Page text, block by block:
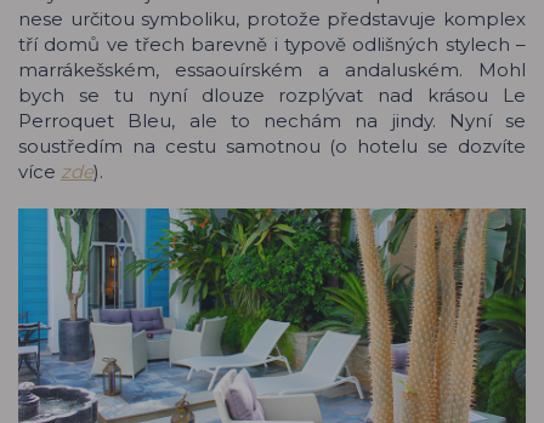
nese určitou symboliku, protože představuje komplex
tří domů ve třech barevně i typově odlišných stylech –
marrákešském, essaouírském a andaluském. Mohl
bych se tu nyní dlouze rozplývat nad krásou Le
Perroquet Bleu, ale to nechám na jindy. Nyní se
soustředím na cestu samotnou (o hotelu se dozvíte
více zde).